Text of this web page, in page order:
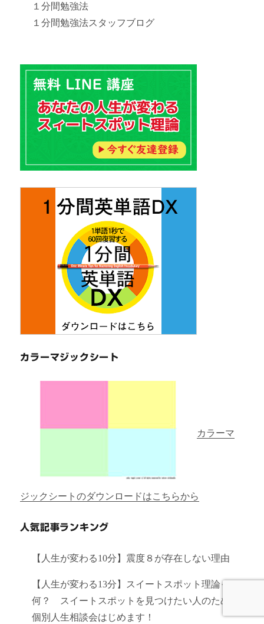
１分間勉強法
１分間勉強法スタッフブログ
カラーマジックシート
カラーマ
ジックシートのダウンロードはこちらから
人気記事ランキング
【人生が変わる10分】震度８が存在しない理由
【人生が変わる13分】スイートスポット理論って
何？ スイートスポットを見つけたい人のための
個別人生相談会はじめます！